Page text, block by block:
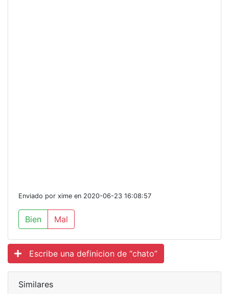
Enviado por xime en 2020-06-23 16:08:57
Bien Mal
Escribe una definicion de “chato”
Similares